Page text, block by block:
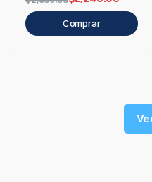
Comprar